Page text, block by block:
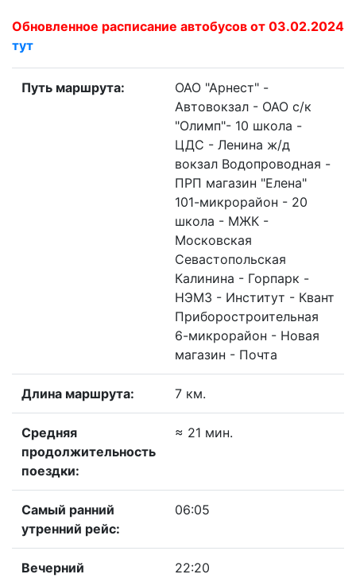
Обновленное расписание автобусов от 03.02.2024
тут
Путь маршрута:
ОАО "Арнест" -
Автовокзал - ОАО с/к
"Олимп"- 10 школа -
ЦДС - Ленина ж/д
вокзал Водопроводная -
ПРП магазин "Елена"
101-микрорайон - 20
школа - МЖК -
Московская
Севастопольская
Калинина - Горпарк -
НЭМЗ - Институт - Квант
Приборостроительная
6-микрорайон - Новая
магазин - Почта
Длина маршрута: 7 км.
Средняя
продолжительность
поездки:
≈ 21 мин.
Самый ранний
утренний рейс:
06:05
Вечерний
22:20